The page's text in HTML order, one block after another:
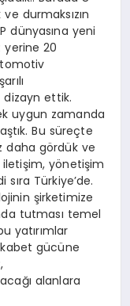
durmaksızın
dünyasına yeni
yerine 20
dizayn ettik.
tek uygun zamanda
Bu süreçte
daha gördük ve
yönetişim
Türkiye’de.
şirketimize
tutması temel
yatırımlar
gücüne
alanlara